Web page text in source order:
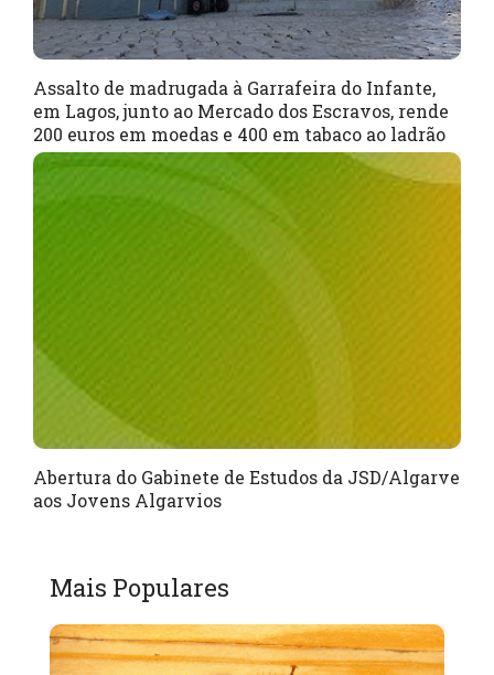
Assalto de madrugada à Garrafeira do Infante,
em Lagos, junto ao Mercado dos Escravos, rende
200 euros em moedas e 400 em tabaco ao ladrão
Abertura do Gabinete de Estudos da JSD/Algarve
aos Jovens Algarvios
Mais Populares